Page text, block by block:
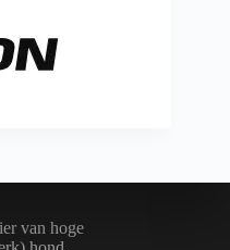
van hoge